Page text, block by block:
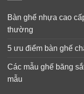
Bàn ghế nhựa cao
thường
5 ưu điểm bàn ghế
Các mẫu ghế băng
mẫu